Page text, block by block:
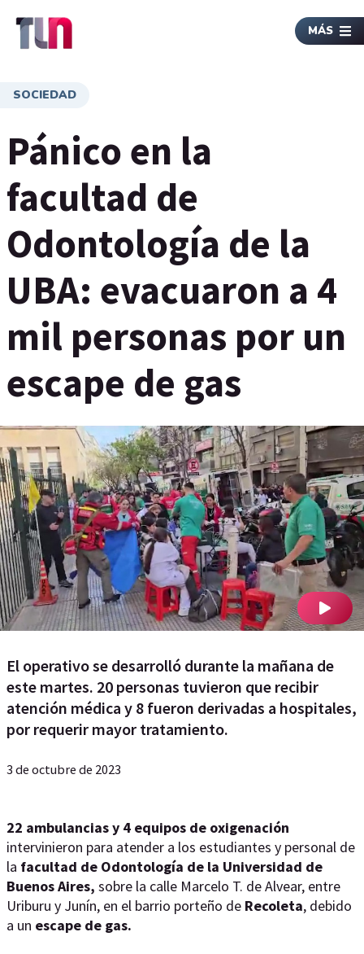
MÁS
SOCIEDAD
Pánico en la
facultad de
Odontología de la
UBA: evacuaron a 4
mil personas por un
escape de gas
El operativo se desarrolló durante la mañana de
este martes. 20 personas tuvieron que recibir
atención médica y 8 fueron derivadas a hospitales,
por requerir mayor tratamiento.
3 de octubre de 2023
22 ambulancias y 4 equipos de oxigenación
intervinieron para atender a los estudiantes y personal de
la facultad de Odontología de la Universidad de
Buenos Aires, sobre la calle Marcelo T. de Alvear, entre
Uriburu y Junín, en el barrio porteño de Recoleta, debido
a un escape de gas.